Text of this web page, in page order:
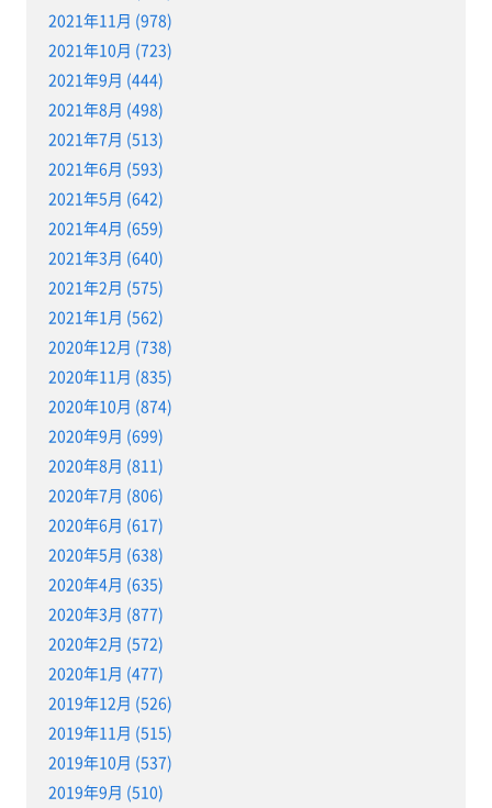
2021年11月 (978)
2021年10月 (723)
2021年9月 (444)
2021年8月 (498)
2021年7月 (513)
2021年6月 (593)
2021年5月 (642)
2021年4月 (659)
2021年3月 (640)
2021年2月 (575)
2021年1月 (562)
2020年12月 (738)
2020年11月 (835)
2020年10月 (874)
2020年9月 (699)
2020年8月 (811)
2020年7月 (806)
2020年6月 (617)
2020年5月 (638)
2020年4月 (635)
2020年3月 (877)
2020年2月 (572)
2020年1月 (477)
2019年12月 (526)
2019年11月 (515)
2019年10月 (537)
2019年9月 (510)